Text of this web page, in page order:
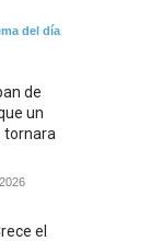
del día
de
un
tornara
el